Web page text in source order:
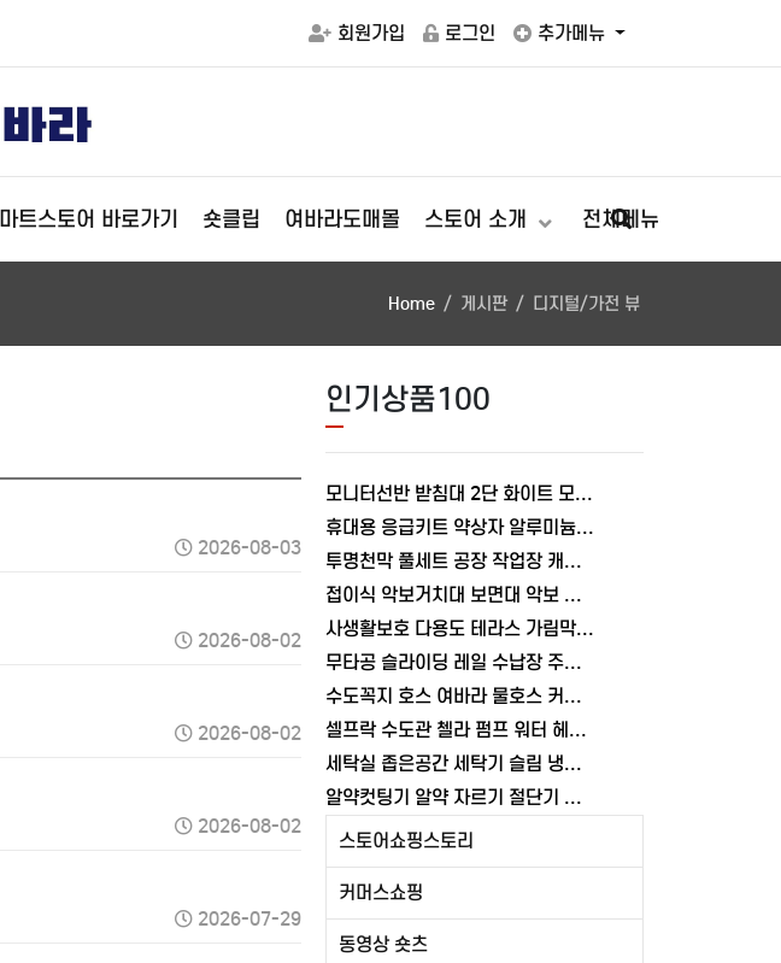
회원가입 로그인 추가메뉴
트스토어 바로가기 숏클립 여바라도매몰 스토어 소개 전체메뉴
Home 게시판 디지털/가전 뷰
2026-08-03
2026-08-02
2026-08-02
2026-08-02
2026-07-29
인기상품100
모니터선반 받침대 2단 화이트 모니터 800mm, L형 여바라
휴대용 응급키트 약상자 알루미늄 상비약 보관함 가정용 구급함 약통 여바라
투명천막 풀세트 공장 작업장 캐노피 접이식 천막 3x4.5m, 올투명
접이식 악보거치대 보면대 악보 전문가용 교회 공연 스탠드 휴대용 여바라
사생활보호 다용도 테라스 가림막 3M 발코니가림막 난간 가리개 베란다 여바라
무타공 슬라이딩 레일 수납장 주방 양념통 조미료통 부착식 씽크대 정리대 선반
수도꼭지 호스 여바라 물호스 커넥터 부품 국산 어댑터 연결탭
셀프락 수도관 첼라 펌프 워터 헤드 플라이어 배관 슬림 여바라
세탁실 좁은공간 세탁기 슬림 냉수 일자 온수 수도꼭지 수도꼭지 밸브 수전 여바라
알약컷팅기 알약 자르기 절단기 가위 분쇄기
스토어쇼핑스토리
커머스쇼핑
동영상 숏츠